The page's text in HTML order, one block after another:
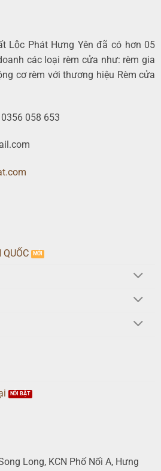
Lộc Phát Hưng Yên đã có hơn 05
các loại rèm cửa như: rèm gia
cơ rèm với thương hiệu Rèm cửa
058 653
QUỐC
Long, KCN Phố Nối A, Hưng